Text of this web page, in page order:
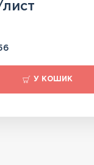
У КОШИК